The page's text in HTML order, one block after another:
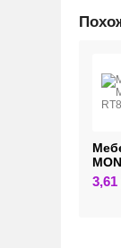
3,61